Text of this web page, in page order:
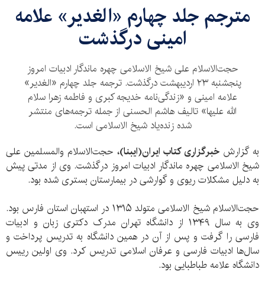
مترجم جلد چهارم «الغدیر» علامه
امینی درگذشت
حجت‌الاسلام علی شیخ الاسلامی چهره ماندگار ادبیات امروز
پنجشنبه ۲۳ اردیبهشت درگذشت. ترجمه جلد چهارم «الغدیر»
علامه امینی و «زندگی‌نامه خدیجه کبری و فاطمه زهرا سلام
الله علیها» تالیف هاشم الحسنی از جمله ترجمه‌های منتشر
شده زنده‌یاد شیخ الاسلامی است.
به گزارش خبرگزاری کتاب ایران(ایبنا)، حجت‌الاسلام والمسلمین علی
شیخ الاسلامی چهره ماندگار ادبیات امروز درگذشت. وی از مدتی پیش
به دلیل مشکلات ریوی و گوارشی در بیمارستان بستری شده بود.
حجت‌الاسلام شیخ الاسلامی متولد ۱۳۱۵ در استهبان استان فارس بود.
وی به سال ۱۳۴۹ از دانشگاه تهران مدرک دکتری زبان و ادبیات
فارسی را گرفت و پس از آن در همین دانشگاه به تدریس پرداخت و
سال‌ها ادبیات فارسی و عرفان اسلامی تدریس کرد. وی اولین رییس
دانشگاه علامه طباطبایی بود.